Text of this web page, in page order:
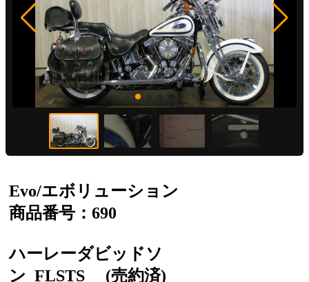
Evo/エボリューション
商品番号：690
ハーレーダビッドソ
ン FLSTS (売約済)